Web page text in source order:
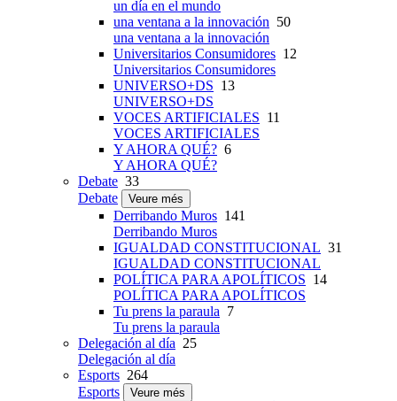
un día en el mundo
una ventana a la innovación 50
una ventana a la innovación
Universitarios Consumidores 12
Universitarios Consumidores
UNIVERSO+DS 13
UNIVERSO+DS
VOCES ARTIFICIALES 11
VOCES ARTIFICIALES
Y AHORA QUÉ? 6
Y AHORA QUÉ?
Debate 33
Debate
Veure més
Derribando Muros 141
Derribando Muros
IGUALDAD CONSTITUCIONAL 31
IGUALDAD CONSTITUCIONAL
POLÍTICA PARA APOLÍTICOS 14
POLÍTICA PARA APOLÍTICOS
Tu prens la paraula 7
Tu prens la paraula
Delegación al día 25
Delegación al día
Esports 264
Esports
Veure més